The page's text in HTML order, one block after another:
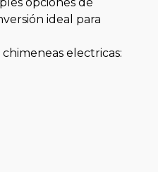
ideal para
electricas: